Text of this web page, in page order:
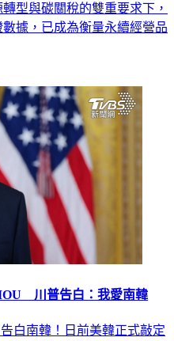
型與碳關稅的雙重要求下，
據，已成為衡量永續經營品
川普告白：我愛南韓
白南韓！日前美韓正式敲定